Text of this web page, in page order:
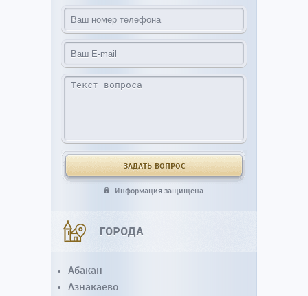
Информация защищена
ГОРОДА
Абакан
Азнакаево